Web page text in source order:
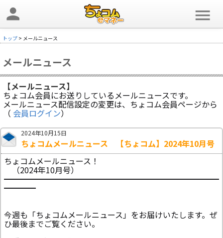
person menu
トップ > メールニュース
メールニュース
【メールニュース】
ちょコム会員にお送りしているメールニュースです。
メールニュース配信設定の変更は、ちょコム会員ページから
（ 会員ログイン）
2024年10月15日
ちょコムメールニュース 【ちょコム】2024年10月号
ちょコムメールニュース！
（2024年10月号）
━━━━━━━━━━━━━━━━━━━━━━━━━━━
━━━━
今週も「ちょコムメールニュース」をお届けいたします。ぜ
ひ最後までご覧ください。